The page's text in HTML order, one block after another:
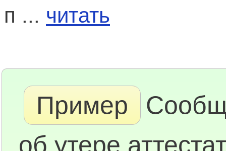
п ... читать
Пример
об утере